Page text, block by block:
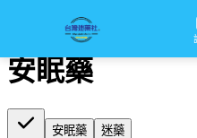
安眠藥
安眠藥
安眠藥 迷藥